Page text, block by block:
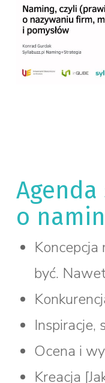
o
być.
Inspiracje,
Ocena i
Kreacja